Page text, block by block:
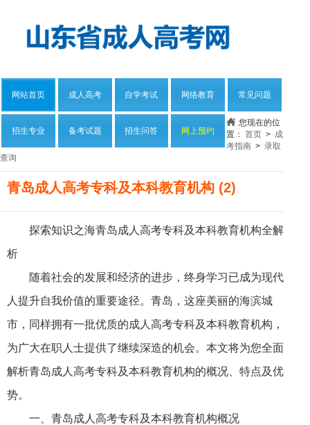
网站首页 成人高考 自学考试 网络教育 常见问题
招生专业 备考试题 招生问答 网上预约
您现在的位
置： 首页 > 成
考指南 > 录取
查询
青岛成人高考专科及本科教育机构 (2)
探索知识之海青岛成人高考专科及本科教育机构全解
析
随着社会的发展和经济的进步，终身学习已成为现代
人提升自我价值的重要途径。青岛，这座美丽的海滨城
市，同样拥有一批优质的成人高考专科及本科教育机构，
为广大在职人士提供了继续深造的机会。本文将为您全面
解析青岛成人高考专科及本科教育机构的概况、特点及优
势。
一、青岛成人高考专科及本科教育机构概况